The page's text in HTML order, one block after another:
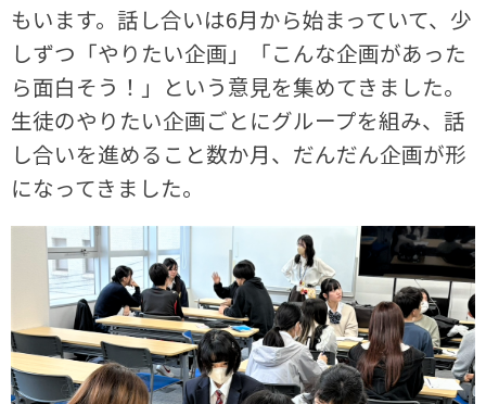
もいます。話し合いは6月から始まっていて、少
しずつ「やりたい企画」「こんな企画があった
ら面白そう！」という意見を集めてきました。
生徒のやりたい企画ごとにグループを組み、話
し合いを進めること数か月、だんだん企画が形
になってきました。